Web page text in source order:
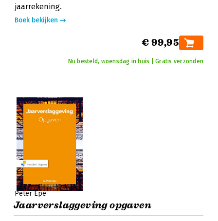
jaarrekening.
Boek bekijken
€ 99,95
Nu besteld, woensdag in huis | Gratis verzonden
Peter Epe
Jaarverslaggeving opgaven